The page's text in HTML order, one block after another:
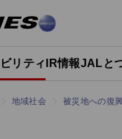
リティ IR情報JALと
地域社会 被災地への復